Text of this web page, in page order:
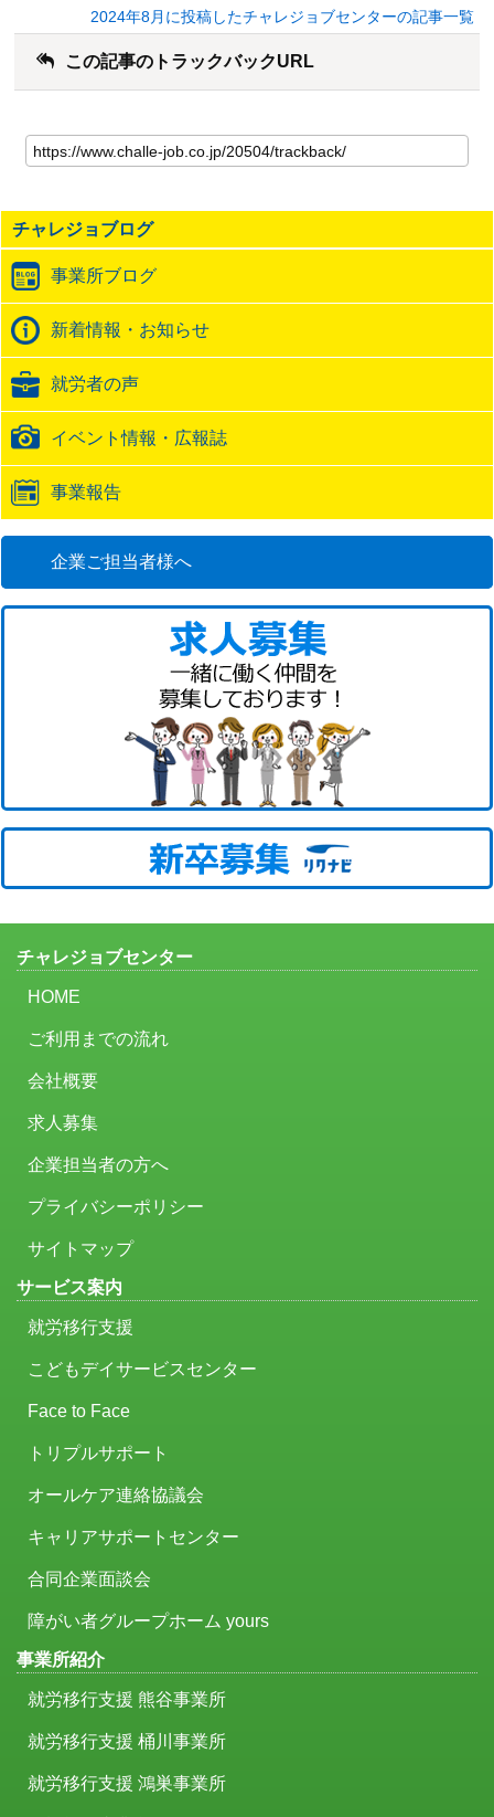
2024年8月に投稿したチャレジョブセンターの記事一覧
この記事のトラックバックURL
の
記
の
ト
ッ
ク
バ
ッ
URL
チャレジョブログ
事業所ブログ
新着情報・お知らせ
就労者の声
イベント情報・広報誌
事業報告
企業ご担当者様へ
チャレジョブセンター
HOME
ご利用までの流れ
会社概要
求人募集
企業担当者の方へ
プライバシーポリシー
サイトマップ
サービス案内
就労移行支援
こどもデイサービスセンター
Face to Face
トリプルサポート
オールケア連絡協議会
キャリアサポートセンター
合同企業面談会
障がい者グループホーム yours
事業所紹介
就労移行支援 熊谷事業所
就労移行支援 桶川事業所
就労移行支援 鴻巣事業所